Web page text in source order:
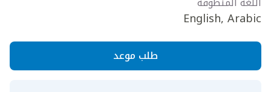
English, Arabic
طلب موعد